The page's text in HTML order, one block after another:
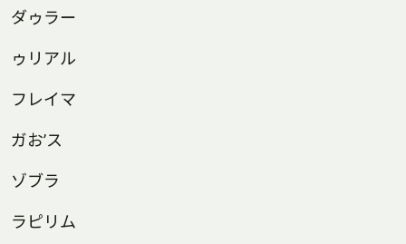
ダゥラー
ゥリアル
フレイマ
ガお’ス
ゾブラ
ラピリム